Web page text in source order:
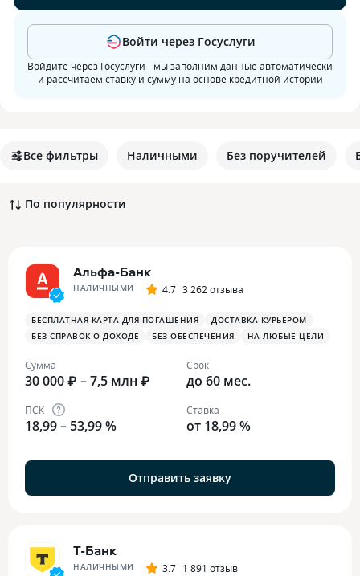
Войдите через Госуслуги - мы заполним данные автоматически
и рассчитаем ставку и сумму на основе кредитной истории
Войти через Госуслуги
Все фильтры Наличными Без поручителей
По популярности
Альфа-Банк
НАЛИЧНЫМИ 4.7 3 262 отзыва
БЕСПЛАТНАЯ КАРТА ДЛЯ ПОГАШЕНИЯ
ДОСТАВКА КУРЬЕРОМ
БЕЗ СПРАВОК О ДОХОДЕ
БЕЗ ОБЕСПЕЧЕНИЯ НА ЛЮБЫЕ ЦЕЛИ
Сумма
30 000 ₽ – 7,5 млн ₽
Срок
до 60 мес.
ПСК
18,99 – 53,99 %
Ставка
от 18,99 %
Отправить заявку
Т-Банк
НАЛИЧНЫМИ 3.7 1 891 отзыв